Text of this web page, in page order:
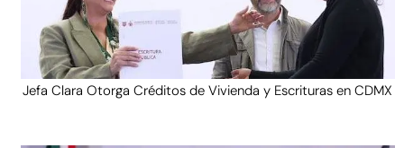
Jefa Clara Otorga Créditos de Vivienda y Escrituras en CDMX